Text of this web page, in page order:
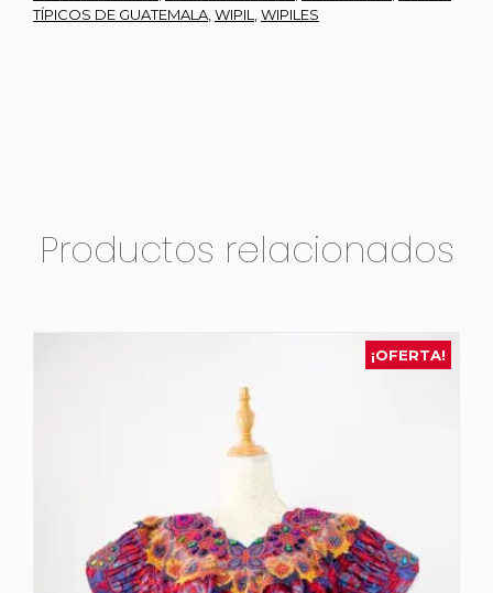
TÍPICOS DE GUATEMALA WIPIL WIPILES
Productos relacionados
¡OFERTA!